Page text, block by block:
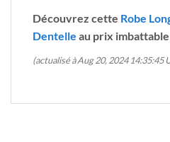
Découvrez cette Robe
Dentelle au prix imbattable
(actualisé à Aug 20, 2024 14:35:45